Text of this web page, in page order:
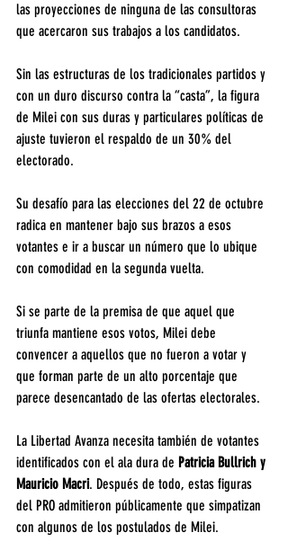
las proyecciones de ninguna de las consultoras
que acercaron sus trabajos a los candidatos.
Sin las estructuras de los tradicionales partidos y
con un duro discurso contra la “casta”, la figura
de Milei con sus duras y particulares políticas de
ajuste tuvieron el respaldo de un 30% del
electorado.
Su desafío para las elecciones del 22 de octubre
radica en mantener bajo sus brazos a esos
votantes e ir a buscar un número que lo ubique
con comodidad en la segunda vuelta.
Si se parte de la premisa de que aquel que
triunfa mantiene esos votos, Milei debe
convencer a aquellos que no fueron a votar y
que forman parte de un alto porcentaje que
parece desencantado de las ofertas electorales.
La Libertad Avanza necesita también de votantes
identificados con el ala dura de Patricia Bullrich y
Mauricio Macri. Después de todo, estas figuras
del PRO admitieron públicamente que simpatizan
con algunos de los postulados de Milei.